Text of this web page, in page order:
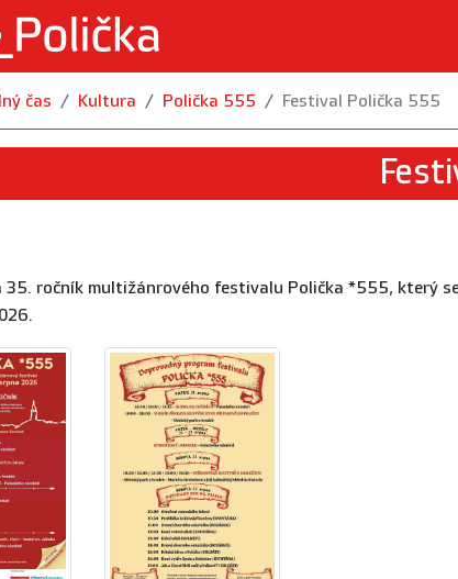
čas Kultura Polička 555 Festival Polička 555
35. ročník multižánrového festivalu Polička *555, který